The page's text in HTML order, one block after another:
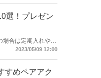
選！プレゼン
場合は定期入れや交
ゼントにもおすすめ
2023/05/09 12:00
すめペアアク